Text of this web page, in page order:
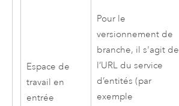
Espace de
travail en
entrée
Pour le
versionnement de
branche, il s'agit de
l’URL du service
d’entités (par
exemple